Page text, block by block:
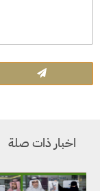
اخبار ذات صلة